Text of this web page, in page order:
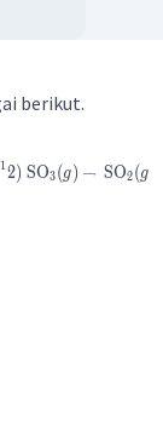
berikut.
12) SO3(g) → SO2(g